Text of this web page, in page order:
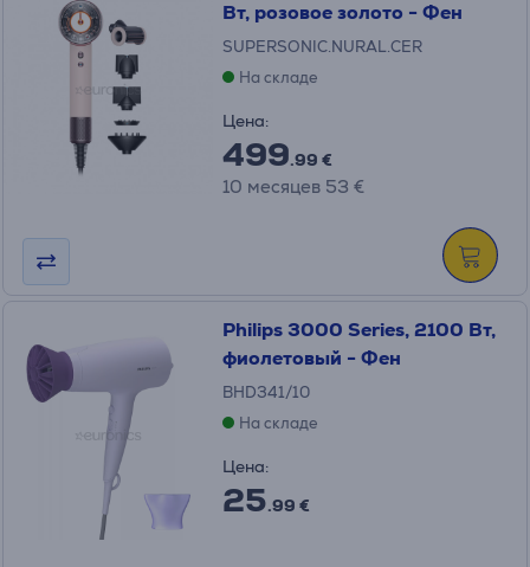
Вт, розовое золото - Фен
SUPERSONIC.NURAL.CER
На складе
Цена:
499.99 €
10 месяцев 53 €
Philips 3000 Series, 2100 Вт,
фиолетовый - Фен
BHD341/10
На складе
Цена:
25.99 €